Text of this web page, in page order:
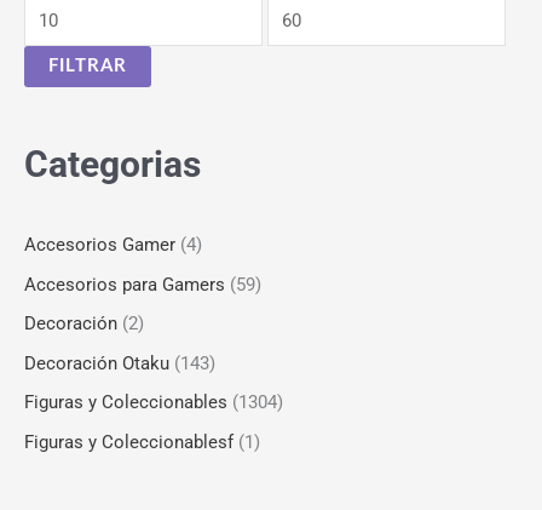
FILTRAR
Categorias
Accesorios Gamer (4)
Accesorios para Gamers (59)
Decoración (2)
Decoración Otaku (143)
Figuras y Coleccionables (1304)
Figuras y Coleccionablesf (1)